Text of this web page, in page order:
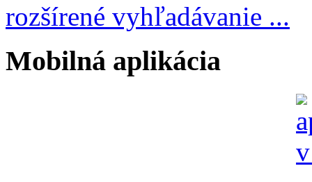
rozšírené vyhľadávanie ...
Mobilná aplikácia